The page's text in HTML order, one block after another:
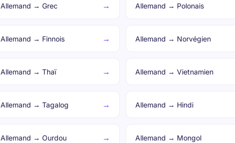
Allemand → Grec → Allemand → Polonais
Allemand → Finnois → Allemand → Norvégien
Allemand → Thaï → Allemand → Vietnamien
Allemand → Tagalog → Allemand → Hindi
Allemand → Ourdou → Allemand → Mongol